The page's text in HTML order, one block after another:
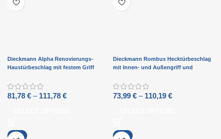
Dieckmann Alpha Renovierungs-
Haustürbeschlag mit festem Griff
81,78 € – 111,78 €
Dieckmann Rombus Hecktürbeschlag
mit Innen- und Außengriff und
73,99 € – 110,19 €
-1%
-5%